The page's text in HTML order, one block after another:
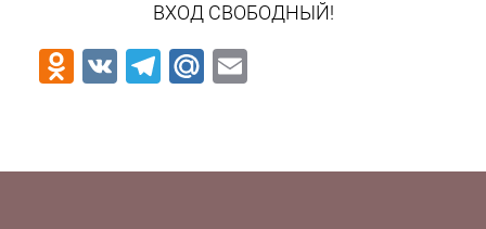
ВХОД СВОБОДНЫЙ!
Odnoklassniki
VK Telegram
Mail.Ru